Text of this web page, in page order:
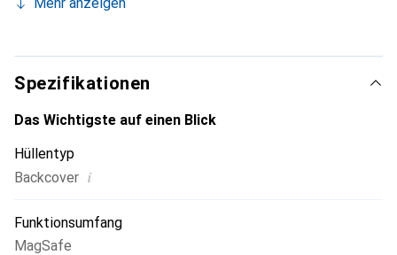
unverzichtbaren Accessoire Ihres Smartphones.
die Marke Noreve eine sichere Wahl für eine
anspruchsvolle Klientel.
Spezifikationen
Das Wichtigste auf einen Blick
Hüllentyp
Backcover i
Funktionsumfang
MagSafe